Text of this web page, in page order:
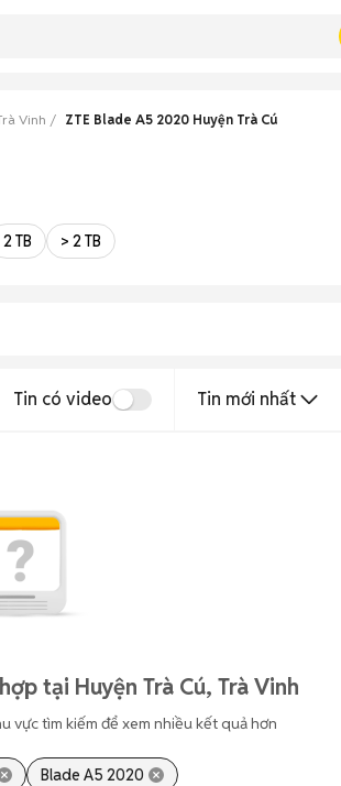
Vinh ZTE Blade A5 2020 Huyện Trà Cú
2 TB > 2 TB
Tin có video Tin mới nhất
tại Huyện Trà Cú, Trà Vinh
vực tìm kiếm để xem nhiều kết quả hơn
Blade A5 2020